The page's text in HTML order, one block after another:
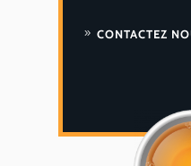
CONTACTEZ